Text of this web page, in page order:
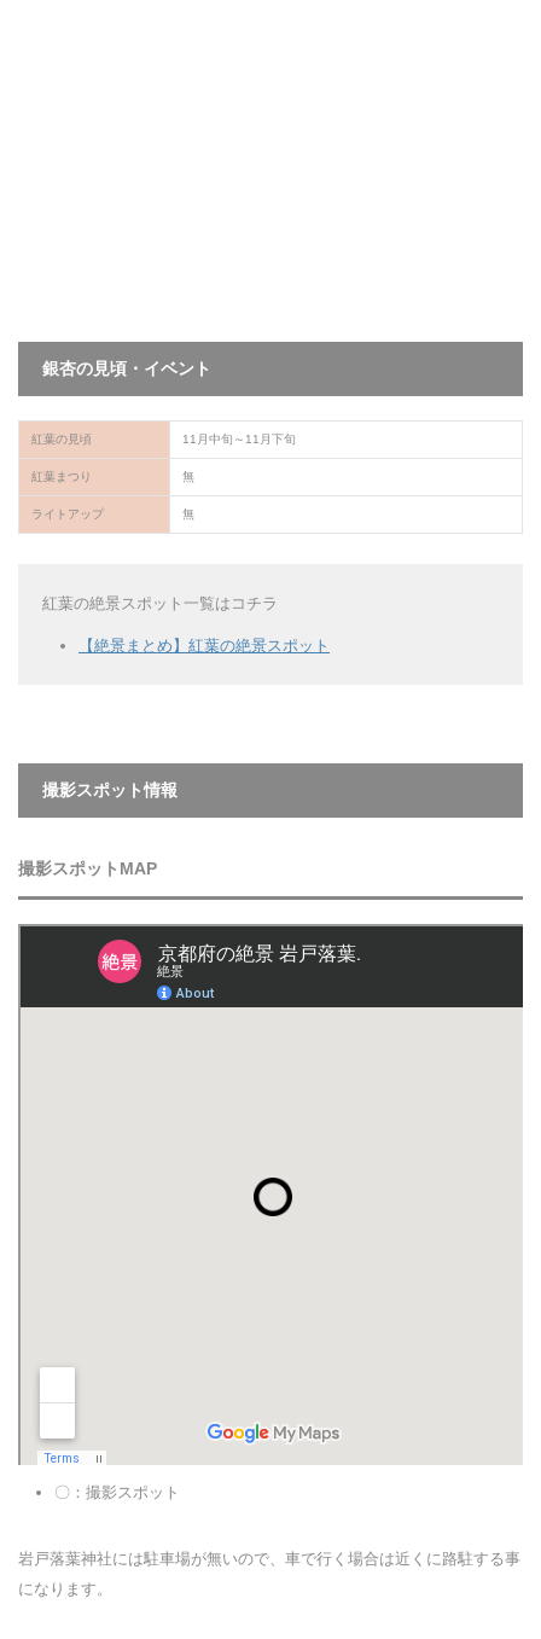
銀杏の見頃・イベント
紅葉の見頃 11月中旬～11月下旬
紅葉まつり 無
ライトアップ 無
紅葉の絶景スポット一覧はコチラ
【絶景まとめ】紅葉の絶景スポット
撮影スポット情報
撮影スポットMAP
〇：撮影スポット
岩戸落葉神社には駐車場が無いので、車で行く場合は近くに路駐する事
になります。